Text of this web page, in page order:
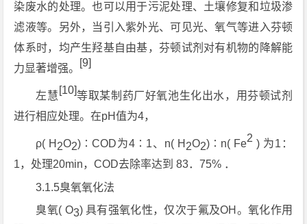
染废水的处理。也可以用于污泥处理、土壤修复和垃圾渗
滤液等。另外，当引入紫外光、可见光、氧气等进入芬顿
体系时，均产生羟基自由基，芬顿试剂对有机物的降解能
力显著增强。 [9]
左慧 [10]等取某制药厂好氧池生化出水，用芬顿试剂
进行相应处理。在pH值为4，
ρ( H 2O2)∶COD为4∶1、n( H 2O2)∶n( Fe2) 为1：
1，处理20min，COD去除率达到 83．75% ．
3.1.5臭氧氧化法
臭氧( O3) 具有强氧化性，仅次于氟及OH。氧化作用